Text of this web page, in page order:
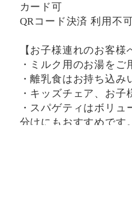
カード可
QRコード決済 利用不
【お子様連れのお客様
・ミルク用のお湯をご
・離乳食はお持ち込み
・キッズチェア、お子
・スパゲティはボリ
分けにもおすすめです。